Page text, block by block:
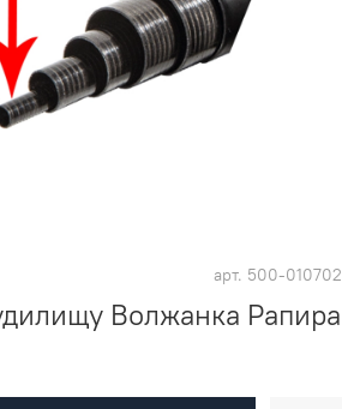
арт. 500-010702
Волжанка Рапира